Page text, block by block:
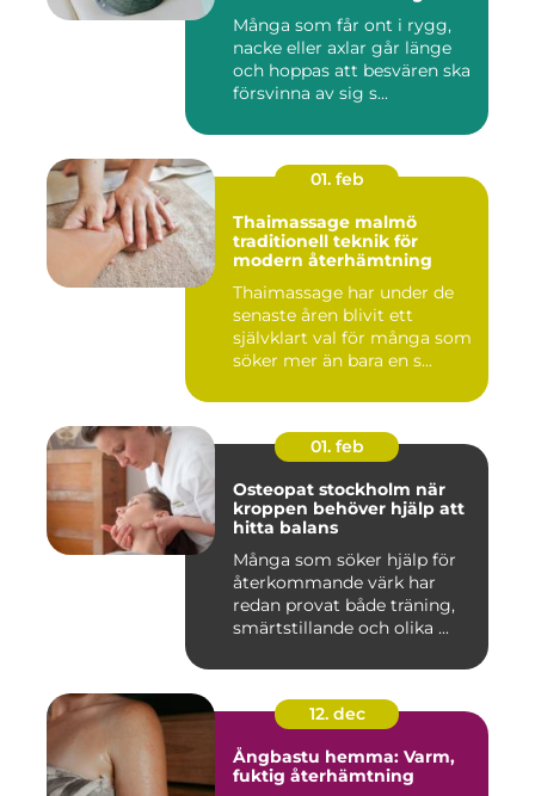
Många som får ont i rygg,
nacke eller axlar går länge
och hoppas att besvären ska
försvinna av sig s...
01. feb
Thaimassage malmö
traditionell teknik för
modern återhämtning
Thaimassage har under de
senaste åren blivit ett
självklart val för många som
söker mer än bara en s...
01. feb
Osteopat stockholm när
kroppen behöver hjälp att
hitta balans
Många som söker hjälp för
återkommande värk har
redan provat både träning,
smärtstillande och olika ...
12. dec
Ångbastu hemma: Varm,
fuktig återhämtning